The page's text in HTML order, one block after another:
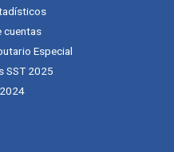
cuentas
Especial
SST 2025